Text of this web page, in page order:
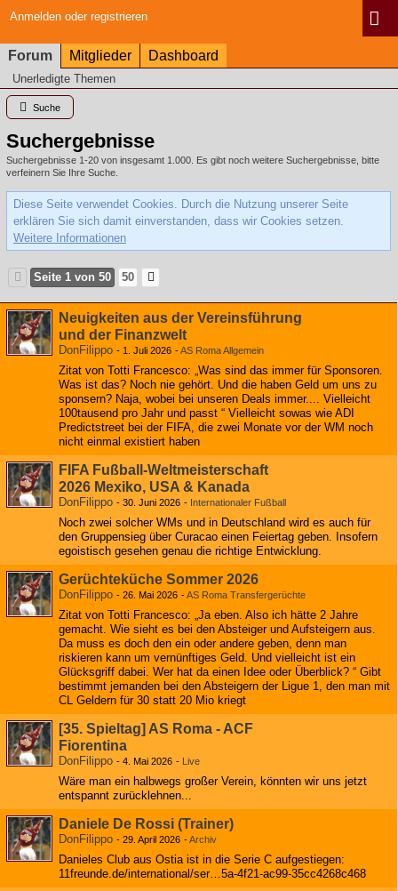
Anmelden oder registrieren
Forum Mitglieder Dashboard
Unerledigte Themen
Suche
Suchergebnisse
Suchergebnisse 1-20 von insgesamt 1.000. Es gibt noch weitere Suchergebnisse, bitte
verfeinern Sie Ihre Suche.
Diese Seite verwendet Cookies. Durch die Nutzung unserer Seite
erklären Sie sich damit einverstanden, dass wir Cookies setzen.
Weitere Informationen
Seite 1 von 50 50
Neuigkeiten aus der Vereinsführung
und der Finanzwelt
DonFilippo - 1. Juli 2026 -AS Roma Allgemein
Zitat von Totti Francesco: „Was sind das immer für Sponsoren.
Was ist das? Noch nie gehört. Und die haben Geld um uns zu
sponsern? Naja, wobei bei unseren Deals immer.... Vielleicht
100tausend pro Jahr und passt “ Vielleicht sowas wie ADI
Predictstreet bei der FIFA, die zwei Monate vor der WM noch
nicht einmal existiert haben
FIFA Fußball-Weltmeisterschaft
2026 Mexiko, USA & Kanada
DonFilippo - 30. Juni 2026 - Internationaler Fußball
Noch zwei solcher WMs und in Deutschland wird es auch für
den Gruppensieg über Curacao einen Feiertag geben. Insofern
egoistisch gesehen genau die richtige Entwicklung.
Gerüchteküche Sommer 2026
DonFilippo - 26. Mai 2026 -AS Roma Transfergerüchte
Zitat von Totti Francesco: „Ja eben. Also ich hätte 2 Jahre
gemacht. Wie sieht es bei den Absteiger und Aufsteigern aus.
Da muss es doch den ein oder andere geben, denn man
riskieren kann um vernünftiges Geld. Und vielleicht ist ein
Glücksgriff dabei. Wer hat da einen Idee oder Überblick? “ Gibt
bestimmt jemanden bei den Absteigern der Ligue 1, den man mit
CL Geldern für 30 statt 20 Mio kriegt
[35. Spieltag] AS Roma - ACF
Fiorentina
DonFilippo - 4. Mai 2026 - Live
Wäre man ein halbwegs großer Verein, könnten wir uns jetzt
entspannt zurücklehnen...
Daniele De Rossi (Trainer)
DonFilippo - 29. April 2026 -Archiv
Danieles Club aus Ostia ist in die Serie C aufgestiegen:
11freunde.de/international/ser…5a-4f21-ac99-35cc4268c468